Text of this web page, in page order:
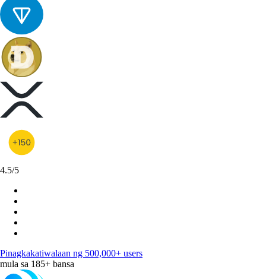
4.5/5
Pinagkakatiwalaan ng 500,000+ users
mula sa 185+ bansa